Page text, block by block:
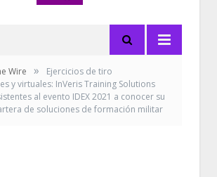
Wire »
Ejercicios de tiro
y virtuales: InVeris Training Solutions
al evento IDEX 2021 a conocer su
de soluciones de formación militar